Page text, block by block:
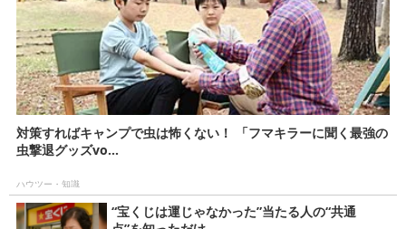
対策すればキャンプで虫は怖くない！ 「フマキラーに聞く最強の
虫撃退グッズvo...
ハウツー・知識
“宝くじは運じゃなかった”当たる人の“共通